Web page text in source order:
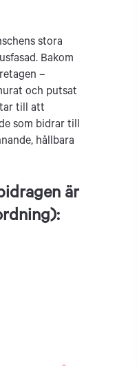
stora
Bakom
–
och putsat
till att
som bidrar till
hållbara
är